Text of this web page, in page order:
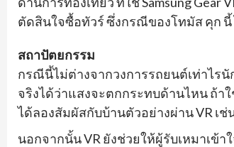
ตัดสินใจซื้อทัวร์ ซึ่งกรณีของโทมัส คุก นี้
สถาปัตยกรรม
กรณีนี้ไม่ต่างจากวงการรถยนต์เท่าไรนั
จริงได้ว่าแสงจะตกกระทบด้านไหน ถ้า
ได้ลองสัมผัสกับบ้านตัวอย่างผ่าน VR เ
นอกจากนั้น VR ยังช่วยให้ผู้รับเหมาเข้